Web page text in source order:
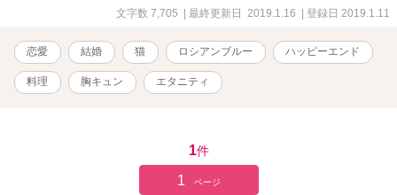
文字数 7,705 | 最終更新日 2019.1.16 | 登録日 2019.1.11
恋愛 結婚 猫 ロシアンブルー ハッピーエンド
料理 胸キュン エタニティ
1件
1 ページ